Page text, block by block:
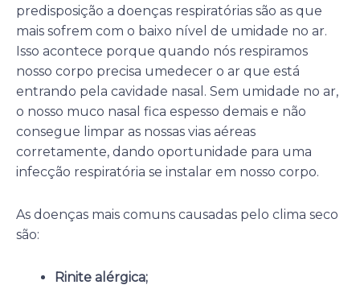
predisposição a doenças respiratórias são as que
mais sofrem com o baixo nível de umidade no ar.
Isso acontece porque quando nós respiramos
nosso corpo precisa umedecer o ar que está
entrando pela cavidade nasal. Sem umidade no ar,
o nosso muco nasal fica espesso demais e não
consegue limpar as nossas vias aéreas
corretamente, dando oportunidade para uma
infecção respiratória se instalar em nosso corpo.
As doenças mais comuns causadas pelo clima seco
são:
Rinite alérgica;